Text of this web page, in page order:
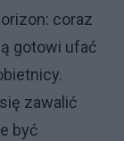
coraz
gotowi ufać
zawalić
być